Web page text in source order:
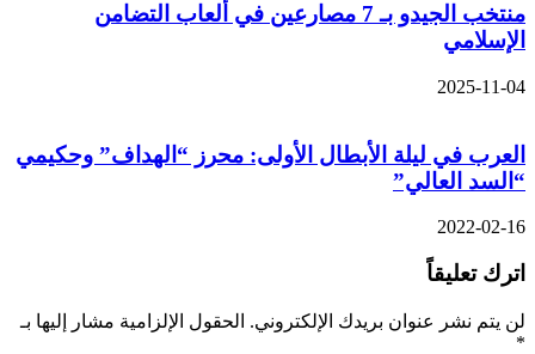
منتخب الجيدو بـ 7 مصارعين في ألعاب التضامن
الإسلامي
2025-11-04
العرب في ليلة الأبطال الأولى: محرز “الهداف” وحكيمي
“السد العالي”
2022-02-16
اترك تعليقاً
لن يتم نشر عنوان بريدك الإلكتروني. الحقول الإلزامية مشار إليها بـ
*